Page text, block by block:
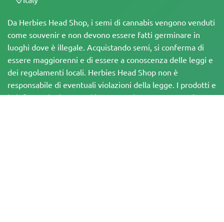
Da Herbies Head Shop, i semi di cannabis vengono venduti
come souvenir e non devono essere fatti germinare in
luoghi dove è illegale. Acquistando semi, si conferma di
essere maggiorenni e di essere a conoscenza delle leggi e
dei regolamenti locali. Herbies Head Shop non è
responsabile di eventuali violazioni della legge. I prodotti e
le informazioni presenti in questo sito non sono stati